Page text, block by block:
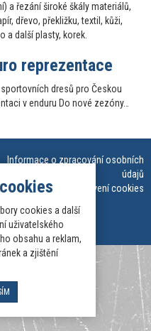
a řezání široké škály materiálů,
dřevo, překližku, textil, kůži,
a další plasty, korek.
reprezentace
dresů pro Českou
v enduru Do nové zezóny…
Informace o zpracování osobních
údajů
Nastavení cookies
cookies a další
uživatelského
obsahu a reklam,
a zjištění